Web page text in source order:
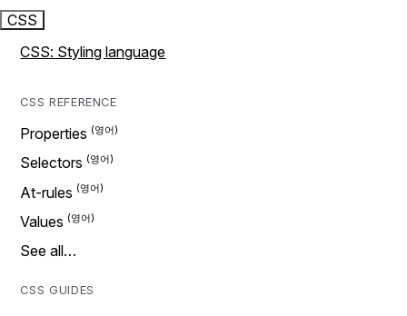
CSS
CSS: Styling language
CSS REFERENCE
Properties
Selectors
At-rules
Values
See all…
CSS GUIDES